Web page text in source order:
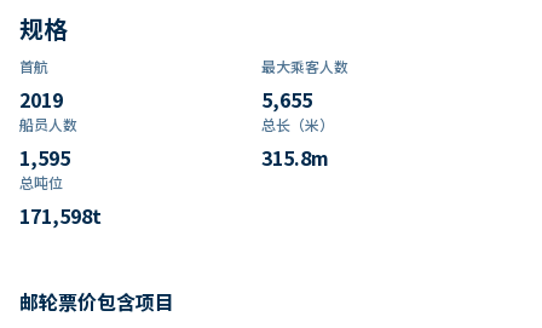
规格
首航
2019
最大乘客人数
5,655
船员人数
1,595
总长（米）
315.8m
总吨位
171,598t
邮轮票价包含项目